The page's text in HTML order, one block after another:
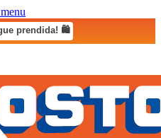
prendida! 🛍️